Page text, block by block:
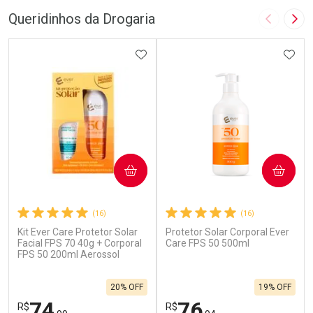
Queridinhos da Drogaria Imagem
(16)
Kit Ever Care Protetor Solar
Facial FPS 70 40g + Corporal
FPS 50 200ml Aerossol
R$
20% OFF
ADICIONAR AOS FAVORITOS
COMPRAR
(16)
Protetor Solar Corporal Ever
Care FPS 50 500ml
R$
19% OFF
COMPRAR